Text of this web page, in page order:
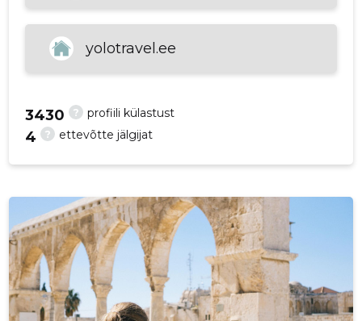
yolotravel.ee
? profiili külastust
3430
? ettevõtte jälgijat
4